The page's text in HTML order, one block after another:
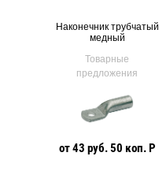
Наконечник трубчатый
медный
Товарные
предложения
от 43 руб. 50 коп. Р